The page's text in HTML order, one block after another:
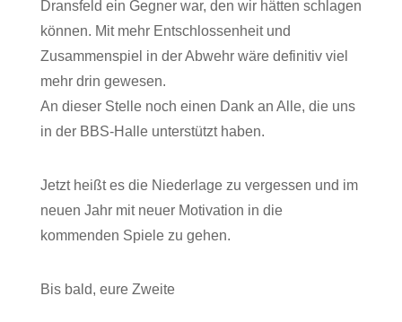
Dransfeld ein Gegner war, den wir hätten schlagen
können. Mit mehr Entschlossenheit und
Zusammenspiel in der Abwehr wäre definitiv viel
mehr drin gewesen.
An dieser Stelle noch einen Dank an Alle, die uns
in der BBS-Halle unterstützt haben.
Jetzt heißt es die Niederlage zu vergessen und im
neuen Jahr mit neuer Motivation in die
kommenden Spiele zu gehen.
Bis bald, eure Zweite